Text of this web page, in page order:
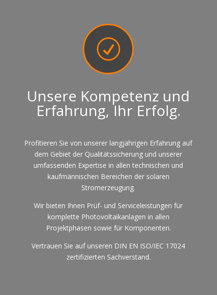
R
Unsere Kompetenz und
Erfahrung, Ihr Erfolg.
Profitieren Sie von unserer langjährigen Erfahrung auf
dem Gebiet der Qualitätssicherung und unserer
umfassenden Expertise in allen technischen und
kaufmännischen Bereichen der solaren
Stromerzeugung.
Wir bieten Ihnen Prüf- und Serviceleistungen für
komplette Photovoltaikanlagen in allen
Projektphasen sowie für Komponenten.
Vertrauen Sie auf unseren DIN EN ISO/IEC 17024
zertifizierten Sachverstand.